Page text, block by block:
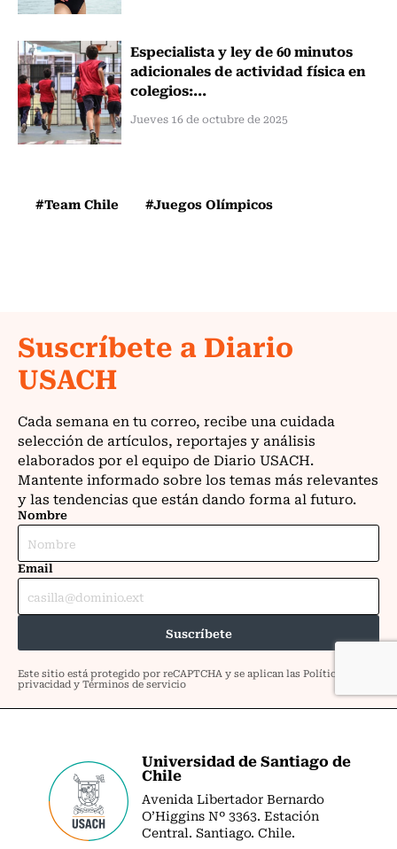
Especialista y ley de 60 minutos
adicionales de actividad física en
colegios:...
Jueves 16 de octubre de 2025
#Team Chile #Juegos Olímpicos
Universidad de Santiago de
Chile
Avenida Libertador Bernardo
O’Higgins Nº 3363. Estación
Central. Santiago. Chile.